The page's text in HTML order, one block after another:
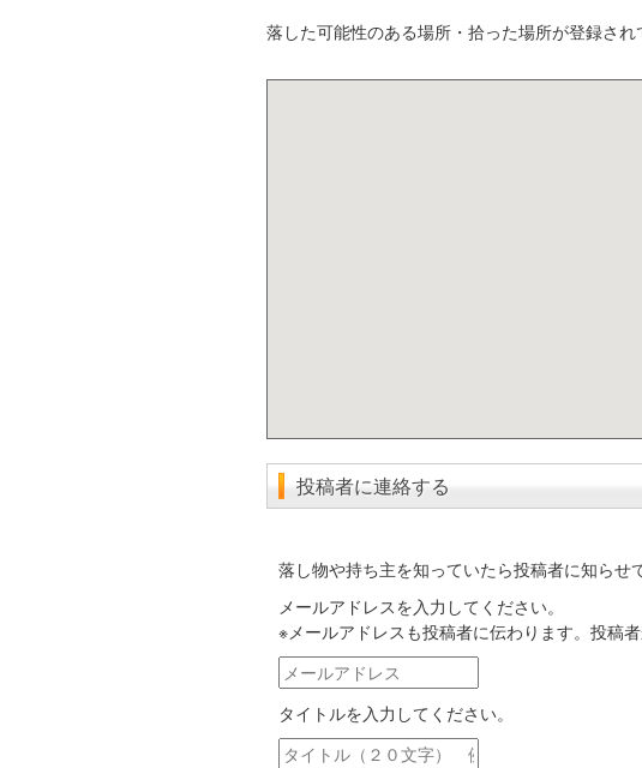
落した可能性のある場所・拾った場所が登録され
投稿者に連絡する
落し物や持ち主を知っていたら投稿者に知らせ
メールアドレスを入力してください。
※メールアドレスも投稿者に伝わります。投稿者
メ
ー
ル
ア
タイトルを入力してください。
タ